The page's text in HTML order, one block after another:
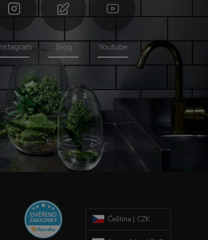
Blog Youtube
Čeština | CZK